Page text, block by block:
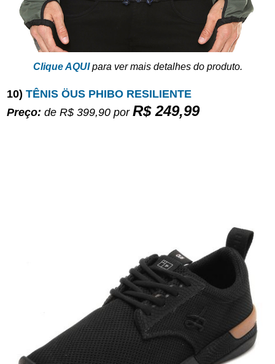
Clique AQUIpara ver mais detalhes do produto.
10) TÊNIS ÖUS PHIBO RESILIENTE
Preço: de R$ 399,90 por R$ 249,99